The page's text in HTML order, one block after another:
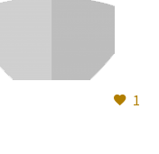
1